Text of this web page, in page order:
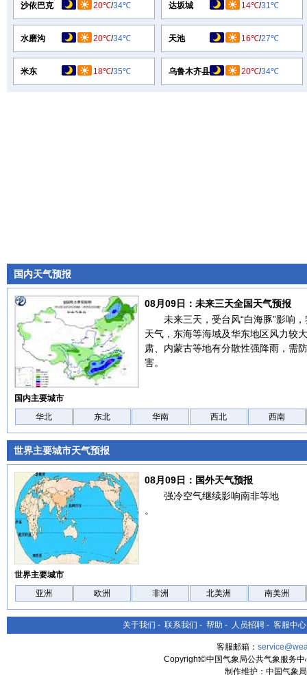
沙依巴克 20℃/34℃ 达坂城 14℃/31℃
水磨沟 20℃/34℃ 天池 16℃/27℃
米东 18℃/35℃ 乌鲁木齐县 20℃/34℃
国内天气预报
08月09日：未来三天全国天气预报
未来三天，受台风“白海豚”影响
天气，东海等海域及华东地区风力较
肃、内蒙古等地有分散性强降雨，需
害。
国内主要城市
华北
东北 华南 西北 西南
世界主要城市天气预报
08月09日：国外天气预报
强冷空气继续影响南非等地
。
世界主要城市
亚洲
欧洲 非洲 北美洲 南美洲
关于我们 - 联系我们 - 帮助 - 人员招聘 - 客服中心
客服邮箱：
Copyright©中国气象局公共气象服务
制作维护：中国气象